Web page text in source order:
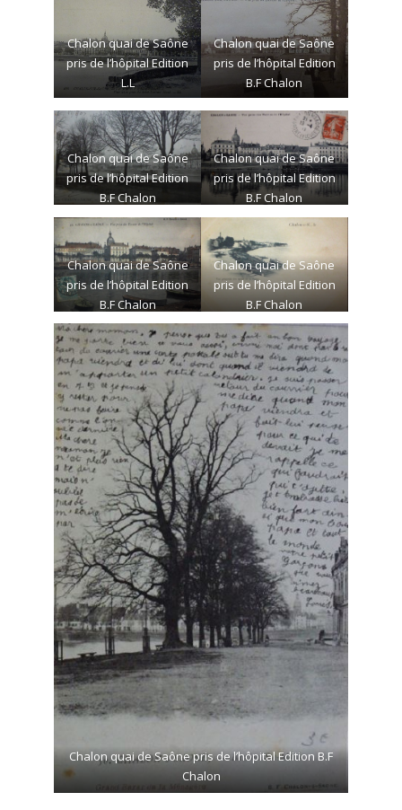
Chalon quai de Saône
pris de l’hôpital Edition
L.L
Chalon quai de Saône
pris de l’hôpital Edition
B.F Chalon
Chalon quai de Saône
pris de l’hôpital Edition
B.F Chalon
Chalon quai de Saône
pris de l’hôpital Edition
B.F Chalon
Chalon quai de Saône
pris de l’hôpital Edition
B.F Chalon
Chalon quai de Saône
pris de l’hôpital Edition
B.F Chalon
Chalon quai de Saône pris de l’hôpital Edition B.F
Chalon